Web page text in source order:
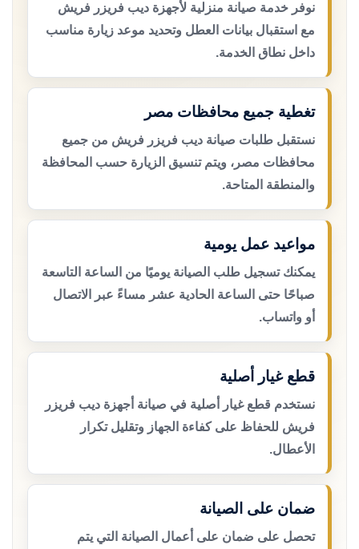
نوفر خدمة صيانة منزلية لأجهزة ديب فريزر فريش
مع استقبال بيانات العطل وتحديد موعد زيارة مناسب
داخل نطاق الخدمة.
تغطية جميع محافظات مصر
نستقبل طلبات صيانة ديب فريزر فريش من جميع
محافظات مصر، ويتم تنسيق الزيارة حسب المحافظة
والمنطقة المتاحة.
مواعيد عمل يومية
يمكنك تسجيل طلب الصيانة يوميًا من الساعة التاسعة
صباحًا حتى الساعة الحادية عشر مساءً عبر الاتصال
أو واتساب.
قطع غيار أصلية
نستخدم قطع غيار أصلية في صيانة أجهزة ديب فريزر
فريش للحفاظ على كفاءة الجهاز وتقليل تكرار
الأعطال.
ضمان على الصيانة
تحصل على ضمان على أعمال الصيانة التي يتم